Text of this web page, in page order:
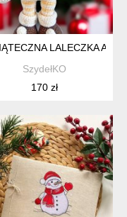
LALECZKA
SzydełKO
170 zł